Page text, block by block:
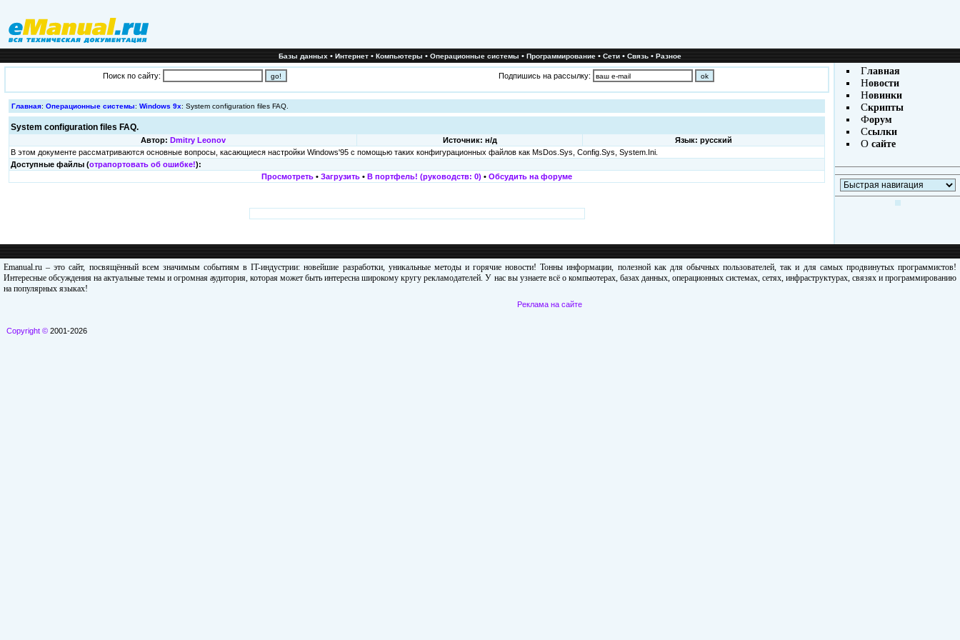
Базы данных•Интернет•Компьютеры•Операционные системы•Программирование•Сети•Связь•Разное
Поиск по сайту: Подпишись на рассылку:
Главная: Операционные системы: Windows 9x: System configuration files FAQ.
System configuration files FAQ.
Автор: Dmitry Leonov Источник: н/д
Язык: русский
В этом докyменте pассматpиваются основные вопpосы, касающиеся настpойки Windows'95 с помощью таких конфигypационных файлов как MsDos.Sys, Config.Sys, System.Ini.
Доступные файлы (отрапортовать об ошибке!):
Просмотреть • Загрузить • В портфель! (руководств: 0) • Обсудить на форуме
Главная
Новости
Новинки
Скрипты
Форум
Ссылки
Осайте
Emanual.ru – это сайт, посвящённый всем значимым событиям в IT-индустрии: новейшие разработки, уникальные методы и горячие новости! Тонны информации, полезной как для обычных пользователей, так и для самых продвинутых программистов!
Интересные обсуждения на актуальные темы и огромная аудитория, которая может быть интересна широкому кругу рекламодателей. У нас вы узнаете всё о компьютерах, базах данных, операционных системах, сетях, инфраструктурах, связях и программированию
на популярных языках!
Copyright © 2001-2026
Реклама на сайте